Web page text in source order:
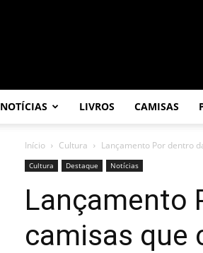
NOTÍCIAS LIVROS CAMISAS
Início Cultura Lançamento Por dentro
Cultura Destaque Notícias
Lançamento
camisas que